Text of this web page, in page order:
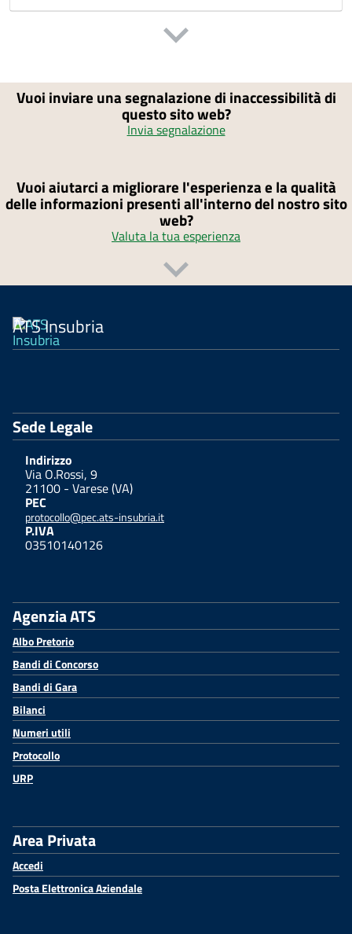
Vuoi inviare una segnalazione di inaccessibilità di
questo sito web?
Invia segnalazione
Vuoi aiutarci a migliorare l'esperienza e la qualità
delle informazioni presenti all'interno del nostro sito
web?
Valuta la tua esperienza
ATS Insubria
Sede Legale
Indirizzo
Via O.Rossi, 9
21100 - Varese (VA)
PEC
protocollo@pec.ats-insubria.it
P.IVA
03510140126
Agenzia ATS
Albo Pretorio
Bandi di Concorso
Bandi di Gara
Bilanci
Numeri utili
Protocollo
URP
Area Privata
Accedi
Posta Elettronica Aziendale